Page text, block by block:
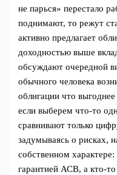
не парься» перестало
поднимают, то режут
активно предлагает
доходностью выше
обсуждают очередной
обычного человека
облигации что
если выберем что-то
сравнивают только
задумываясь о рисках,
собственном
гарантией АСВ, а кто-